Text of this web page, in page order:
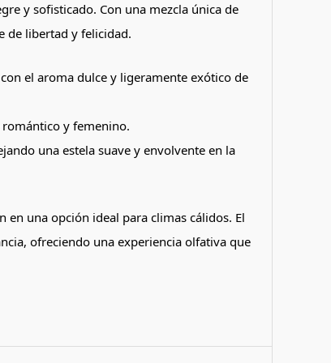
y sofisticado. Con una mezcla única de
de libertad y felicidad.
el aroma dulce y ligeramente exótico de
y femenino.
una estela suave y envolvente en la
en una opción ideal para climas cálidos. El
ofreciendo una experiencia olfativa que